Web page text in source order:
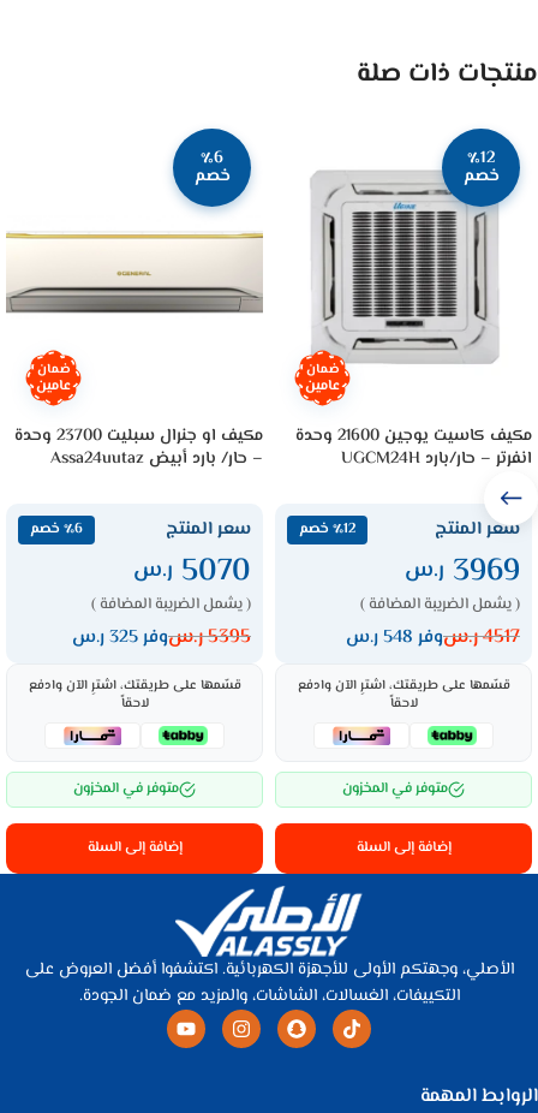
منتجات ذات صلة
٪12
خصم
ضمان
عامين
مكيف كاسيت يوجين 21600 وحدة
انفرتر – حار/بارد UGCM24H
سعر المنتج ٪12 خصم
3969 ر.س
( يشمل الضريبة المضافة )
4517ر.سوفر 548 ر.س
قسّمها على طريقتك، اشترِ الآن وادفع
لاحقاً
متوفر في المخزون
إضافة إلى السلة
٪6
خصم
ضمان
عامين
مكيف او جنرال سبليت 23700 وحدة
– حار/ بارد أبيض Assa24uutaz
سعر المنتج ٪6 خصم
5070 ر.س
( يشمل الضريبة المضافة )
5395ر.سوفر 325 ر.س
قسّمها على طريقتك، اشترِ الآن وادفع
لاحقاً
متوفر في المخزون
إضافة إلى السلة
الأصلي، وجهتكم الأولى للأجهزة الكهربائية. اكتشفوا أفضل العروض على
التكييفات، الغسالات، الشاشات، والمزيد مع ضمان الجودة.
الروابط المهمة